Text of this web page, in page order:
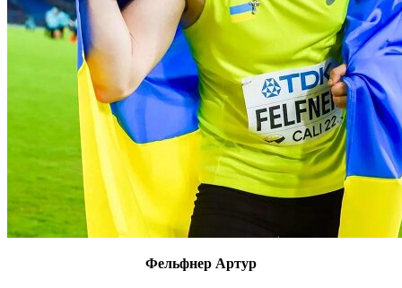
Фельфнер Артур